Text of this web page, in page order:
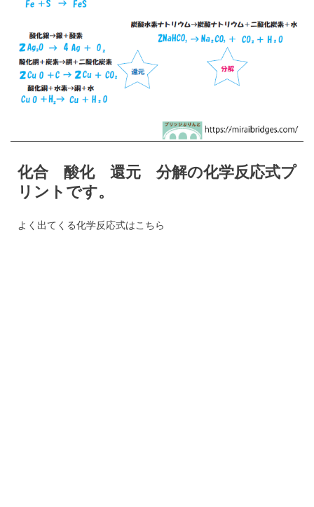
化合 酸化 還元 分解の化学反応式プ
リントです。
よく出てくる化学反応式はこちら